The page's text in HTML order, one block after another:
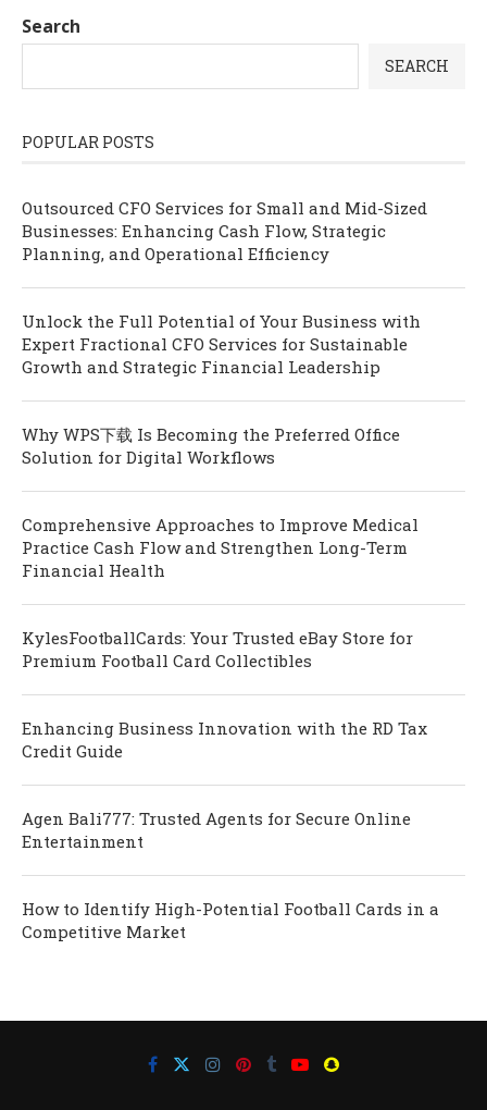
Search
SEARCH
POPULAR POSTS
Outsourced CFO Services for Small and Mid-Sized
Businesses: Enhancing Cash Flow, Strategic
Planning, and Operational Efficiency
Unlock the Full Potential of Your Business with
Expert Fractional CFO Services for Sustainable
Growth and Strategic Financial Leadership
Why WPS下载 Is Becoming the Preferred Office
Solution for Digital Workflows
Comprehensive Approaches to Improve Medical
Practice Cash Flow and Strengthen Long-Term
Financial Health
KylesFootballCards: Your Trusted eBay Store for
Premium Football Card Collectibles
Enhancing Business Innovation with the RD Tax
Credit Guide
Agen Bali777: Trusted Agents for Secure Online
Entertainment
How to Identify High-Potential Football Cards in a
Competitive Market